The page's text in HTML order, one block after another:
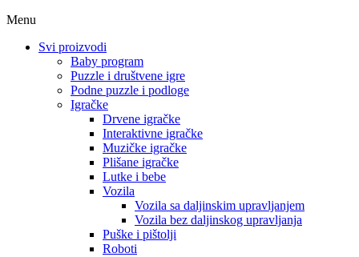
Menu
Svi proizvodi
Baby program
Puzzle i društvene igre
Podne puzzle i podloge
Igračke
Drvene igračke
Interaktivne igračke
Muzičke igračke
Plišane igračke
Lutke i bebe
Vozila
Vozila sa daljinskim upravljanjem
Vozila bez daljinskog upravljanja
Puške i pištolji
Roboti